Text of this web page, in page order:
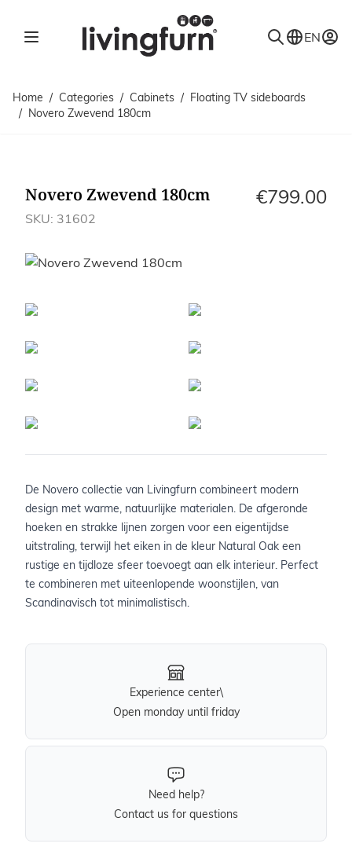
EN
Home / Categories / Cabinets / Floating TV sideboards
/ Novero Zwevend 180cm
Novero Zwevend 180cm €799.00
SKU: 31602
Images
De Novero collectie van Livingfurn combineert modern
design met warme, natuurlijke materialen. De afgeronde
hoeken en strakke lijnen zorgen voor een eigentijdse
uitstraling, terwijl het eiken in de kleur Natural Oak een
rustige en tijdloze sfeer toevoegt aan elk interieur. Perfect
te combineren met uiteenlopende woonstijlen, van
Scandinavisch tot minimalistisch.
Experience center\
Open monday until friday
Need help?
Contact us for questions